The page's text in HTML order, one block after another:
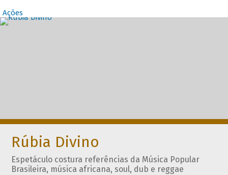
Ações
Destaques
Rúbia Divino
Espetáculo costura referências da Música Popular
Brasileira, música africana, soul, dub e reggae